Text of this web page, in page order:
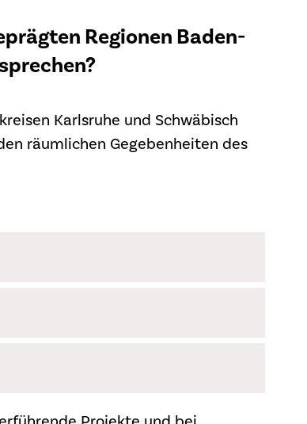
Regionen Baden-
Karlsruhe und Schwäbisch
räumlichen Gegebenheiten des